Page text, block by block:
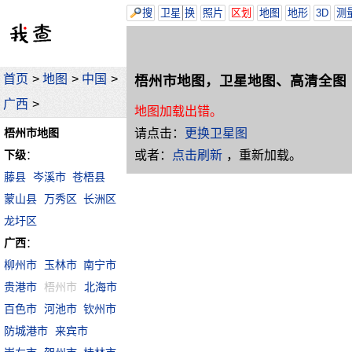
首页 > 地图 > 中国 >
广西 >
梧州市地图
下级：
藤县 岑溪市 苍梧县
蒙山县 万秀区 长洲区
龙圩区
广西：
柳州市
玉林市 南宁市
贵港市 梧州市 北海市
百色市 河池市 钦州市
防城港市 来宾市
搜 卫星 换 照片 区划 地图 地形 3D 测
梧州市地图，卫星地图、高清全图
地图加载出错。
请点击：
更换卫星图
或者：
点击刷新 ，重新加载。